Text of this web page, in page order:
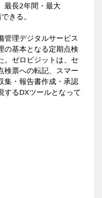
最長2年間・最大
きる。
理デジタルサービス
の基本となる定期点検
。ゼロビジットは、セ
検票への転記、スマー
集・報告書作成・承認
するDXツールとなって